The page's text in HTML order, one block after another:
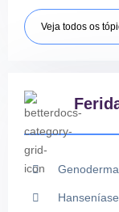
Veja todos os
Hanseníase